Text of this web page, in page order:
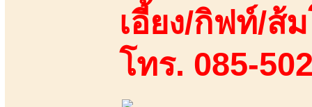
เอี้ยง/กิฟท์/ส้
โทร. 085-